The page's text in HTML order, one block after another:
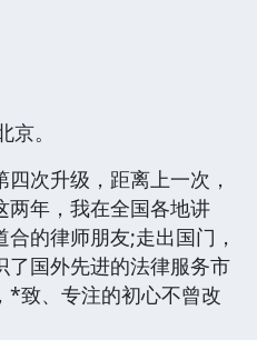
。
次升级，距离上一次，
两年，我在全国各地讲
的律师朋友;走出国门，
了国外先进的法律服务市
*致、专注的初心不曾改